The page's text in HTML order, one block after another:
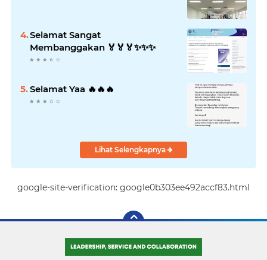
Selamat Sangat
Membanggakan 🏅🏅🏅✨️✨️✨️
Selamat Yaa 🔥🔥🔥
Lihat Selengkapnya
google-site-verification: google0b303ee492accf83.html